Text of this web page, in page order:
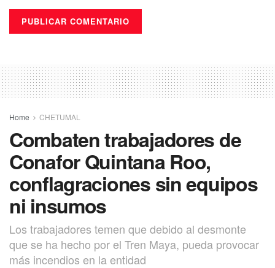
Home CHETUMAL
Combaten trabajadores de
Conafor Quintana Roo,
conflagraciones sin equipos
ni insumos
Los trabajadores temen que debido al desmonte
que se ha hecho por el Tren Maya, pueda provocar
más incendios en la entidad